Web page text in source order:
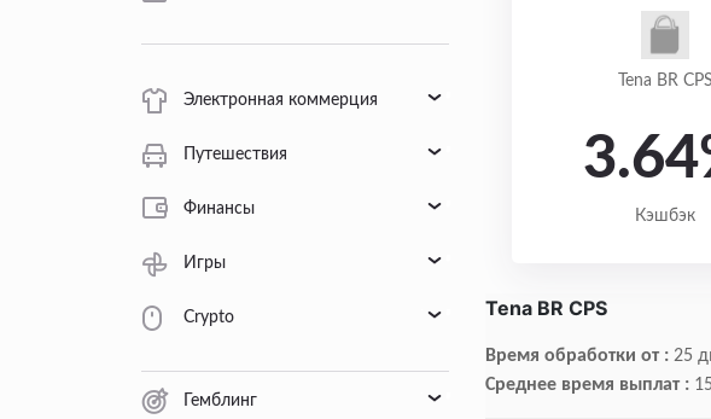
Электронная коммерция
Путешествия
Финансы
Игры
Crypto
Гемблинг
Tena BR CPS
Кэшбэк
Tena BR CPS
Время обработки от : 25
Среднее время выплат :